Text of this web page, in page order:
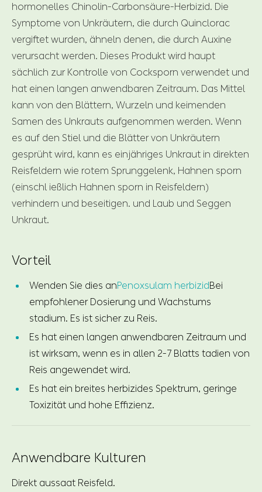
hormonelles Chinolin-Carbonsäure-Herbizid. Die
Symptome von Unkräutern, die durch Quinclorac
vergiftet wurden, ähneln denen, die durch Auxine
verursacht werden. Dieses Produkt wird haupt
sächlich zur Kontrolle von Cocksporn verwendet und
hat einen langen anwendbaren Zeitraum. Das Mittel
kann von den Blättern, Wurzeln und keimenden
Samen des Unkrauts aufgenommen werden. Wenn
es auf den Stiel und die Blätter von Unkräutern
gesprüht wird, kann es einjähriges Unkraut in direkten
Reisfeldern wie rotem Sprunggelenk, Hahnen sporn
(einschl ießlich Hahnen sporn in Reisfeldern)
verhindern und beseitigen. und Laub und Seggen
Unkraut.
Vorteil
Wenden Sie dies anPenoxsulam herbizidBei
empfohlener Dosierung und Wachstums
stadium. Es ist sicher zu Reis.
Es hat einen langen anwendbaren Zeitraum und
ist wirksam, wenn es in allen 2-7 Blatts tadien von
Reis angewendet wird.
Es hat ein breites herbizides Spektrum, geringe
Toxizität und hohe Effizienz.
Anwendbare Kulturen
Direkt aussaat Reisfeld.